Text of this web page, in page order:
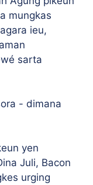
mungkas
ieu,
sarta
- dimana
yen
Juli, Bacon
urging